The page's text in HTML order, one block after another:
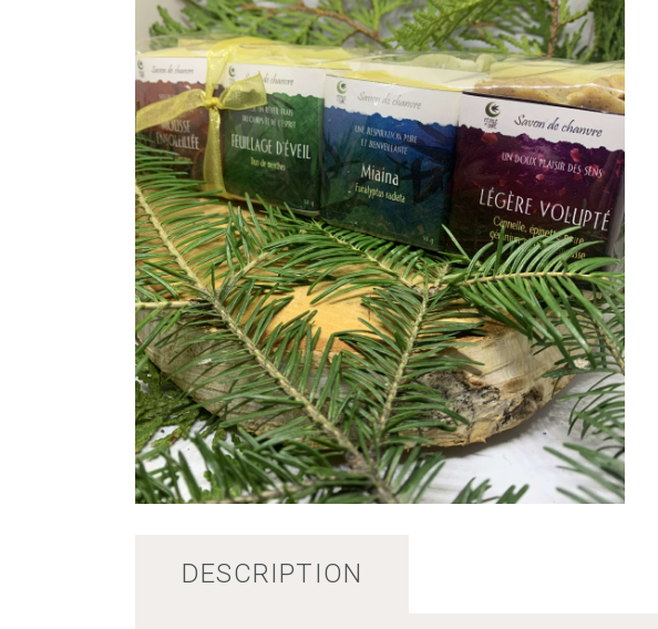
DESCRIPTION